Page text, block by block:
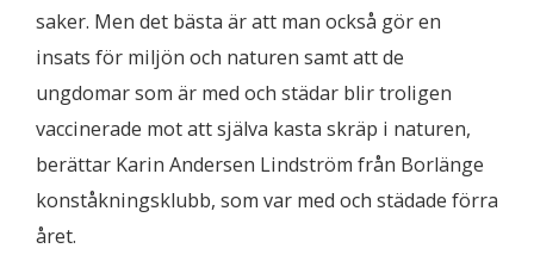
saker. Men det bästa är att man också gör en
insats för miljön och naturen samt att de
ungdomar som är med och städar blir troligen
vaccinerade mot att själva kasta skräp i naturen,
berättar Karin Andersen Lindström från Borlänge
konståkningsklubb, som var med och städade förra
året.